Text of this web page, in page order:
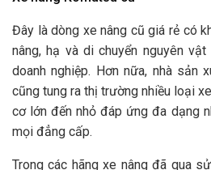
Đây là dòng xe nâng cũ giá rẻ có
nâng, hạ và di chuyển nguyên
doanh nghiệp. Hơn nữa, nhà sản
cũng tung ra thị trường nhiều loại
cơ lớn đến nhỏ đáp ứng đa dạng
mọi đẳng cấp.
Trong các hãng xe nâng đã qua